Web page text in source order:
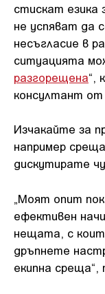
стискат езика
не успяват да
несъгласие в
ситуацията
разгорещена“,
консултант от
Изчакайте за
например
дискутирате
„Моят опит
ефективен
нещата, с
дръпнете
екипна среща“,